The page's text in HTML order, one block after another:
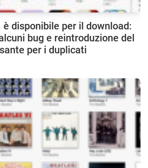
è disponibile per il download:
bug e reintroduzione del
per i duplicati